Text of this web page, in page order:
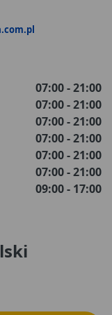
07:00 - 21:00
07:00 - 21:00
07:00 - 21:00
07:00 - 21:00
07:00 - 21:00
07:00 - 21:00
09:00 - 17:00